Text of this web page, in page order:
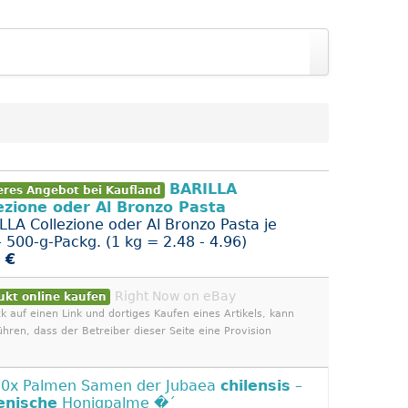
Angebot bei Kaufland
BARILLA
oder Al Bronzo Pasta
Collezione oder Al Bronzo Pasta je
500-g-Packg. (1 kg = 2.48 - 4.96)
€
online kaufen Right Now on eBay
auf einen Link und dortiges Kaufen eines Artikels, kann
dass der Betreiber dieser Seite eine Provision
Palmen Samen der Jubaea chilensis –
Honigpalme �´